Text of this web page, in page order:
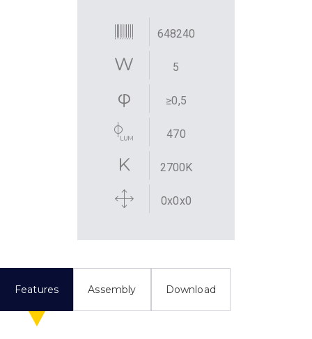
648240
5
≥0,5
470
2700K
0x0x0
Features Assembly Download